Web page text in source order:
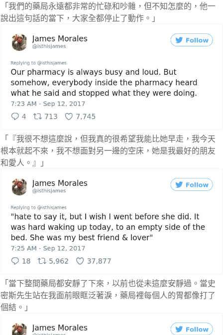
「我們的藥局永遠都非常的忙碌和吵雜，但不知怎麼的，他一
說出這句話的當下，大家全都停止了動作。」
「『我很不想這麼說，但我真的很希望我能比她早走，我今天
根本就起不來，我不想面對另一邊的空床，她是我最好的朋友
和愛人。』」
「當下整間藥局都安靜了下來，以前也從未這麼安靜過。當史
密斯先生站在我面前眼眶泛著淚，藥局裡每個人的胃都像打了
個結。」